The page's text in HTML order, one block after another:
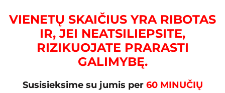
VIENETŲ SKAIČIUS YRA RIBOTAS
IR, JEI NEATSILIEPSITE,
RIZIKUOJATE PRARASTI
GALIMYBĘ.
Susisieksime su jumis per 60 MINUČIŲ